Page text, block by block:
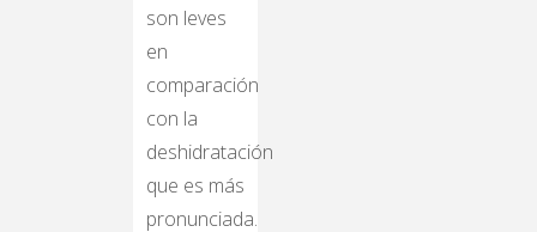
son leves
en
comparación
con la
deshidratación
que es más
pronunciada.